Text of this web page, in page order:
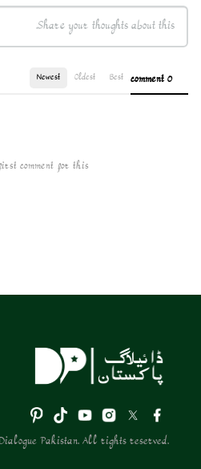
0 comment
Best
Oldest
Newest
comment for this!
Pakistan. All rights reserved.